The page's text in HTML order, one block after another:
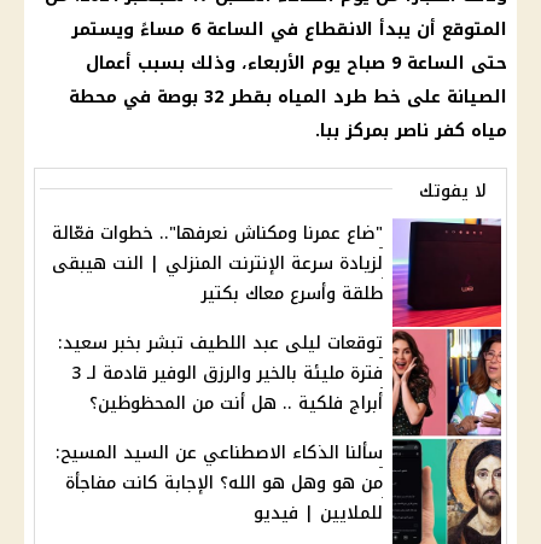
المتوقع أن يبدأ الانقطاع في الساعة 6 مساءً ويستمر
حتى الساعة 9 صباح يوم الأربعاء، وذلك بسبب أعمال
الصيانة على خط طرد المياه بقطر 32 بوصة في محطة
مياه كفر ناصر بمركز ببا.
لا يفوتك
"ضاع عمرنا ومكناش نعرفها".. خطوات فعّالة
لزيادة سرعة الإنترنت المنزلي | النت هيبقى
طلقة وأسرع معاك بكتير
توقعات ليلى عبد اللطيف تبشر بخبر سعيد:
فترة مليئة بالخير والرزق الوفير قادمة لـ 3
أبراج فلكية .. هل أنت من المحظوظين؟
سألنا الذكاء الاصطناعي عن السيد المسيح:
من هو وهل هو الله؟ الإجابة كانت مفاجأة
للملايين | فيديو